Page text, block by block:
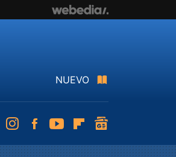
NUEVO
InstagramFacebookYoutubeFlipboard